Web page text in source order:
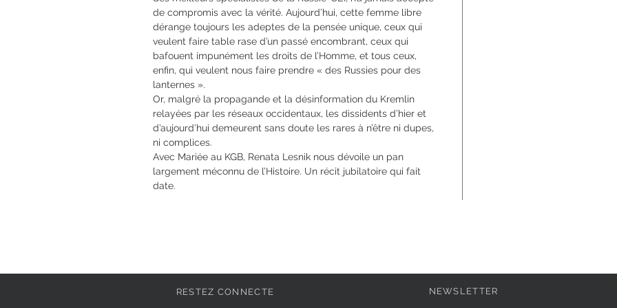
de compromis avec la vérité. Aujourd’hui, cette femme libre
dérange toujours les adeptes de la pensée unique, ceux qui
veulent faire table rase d’un passé encombrant, ceux qui
bafouent impunément les droits de l’Homme, et tous ceux,
enfin, qui veulent nous faire prendre « des Russies pour des
lanternes ».
Or, malgré la propagande et la désinformation du Kremlin
relayées par les réseaux occidentaux, les dissidents d’hier et
d’aujourd’hui demeurent sans doute les rares à n’être ni dupes,
ni complices.
Avec Mariée au KGB, Renata Lesnik nous dévoile un pan
largement méconnu de l’Histoire. Un récit jubilatoire qui fait
date.
RESTEZ CONNECTE NEWSLETTER